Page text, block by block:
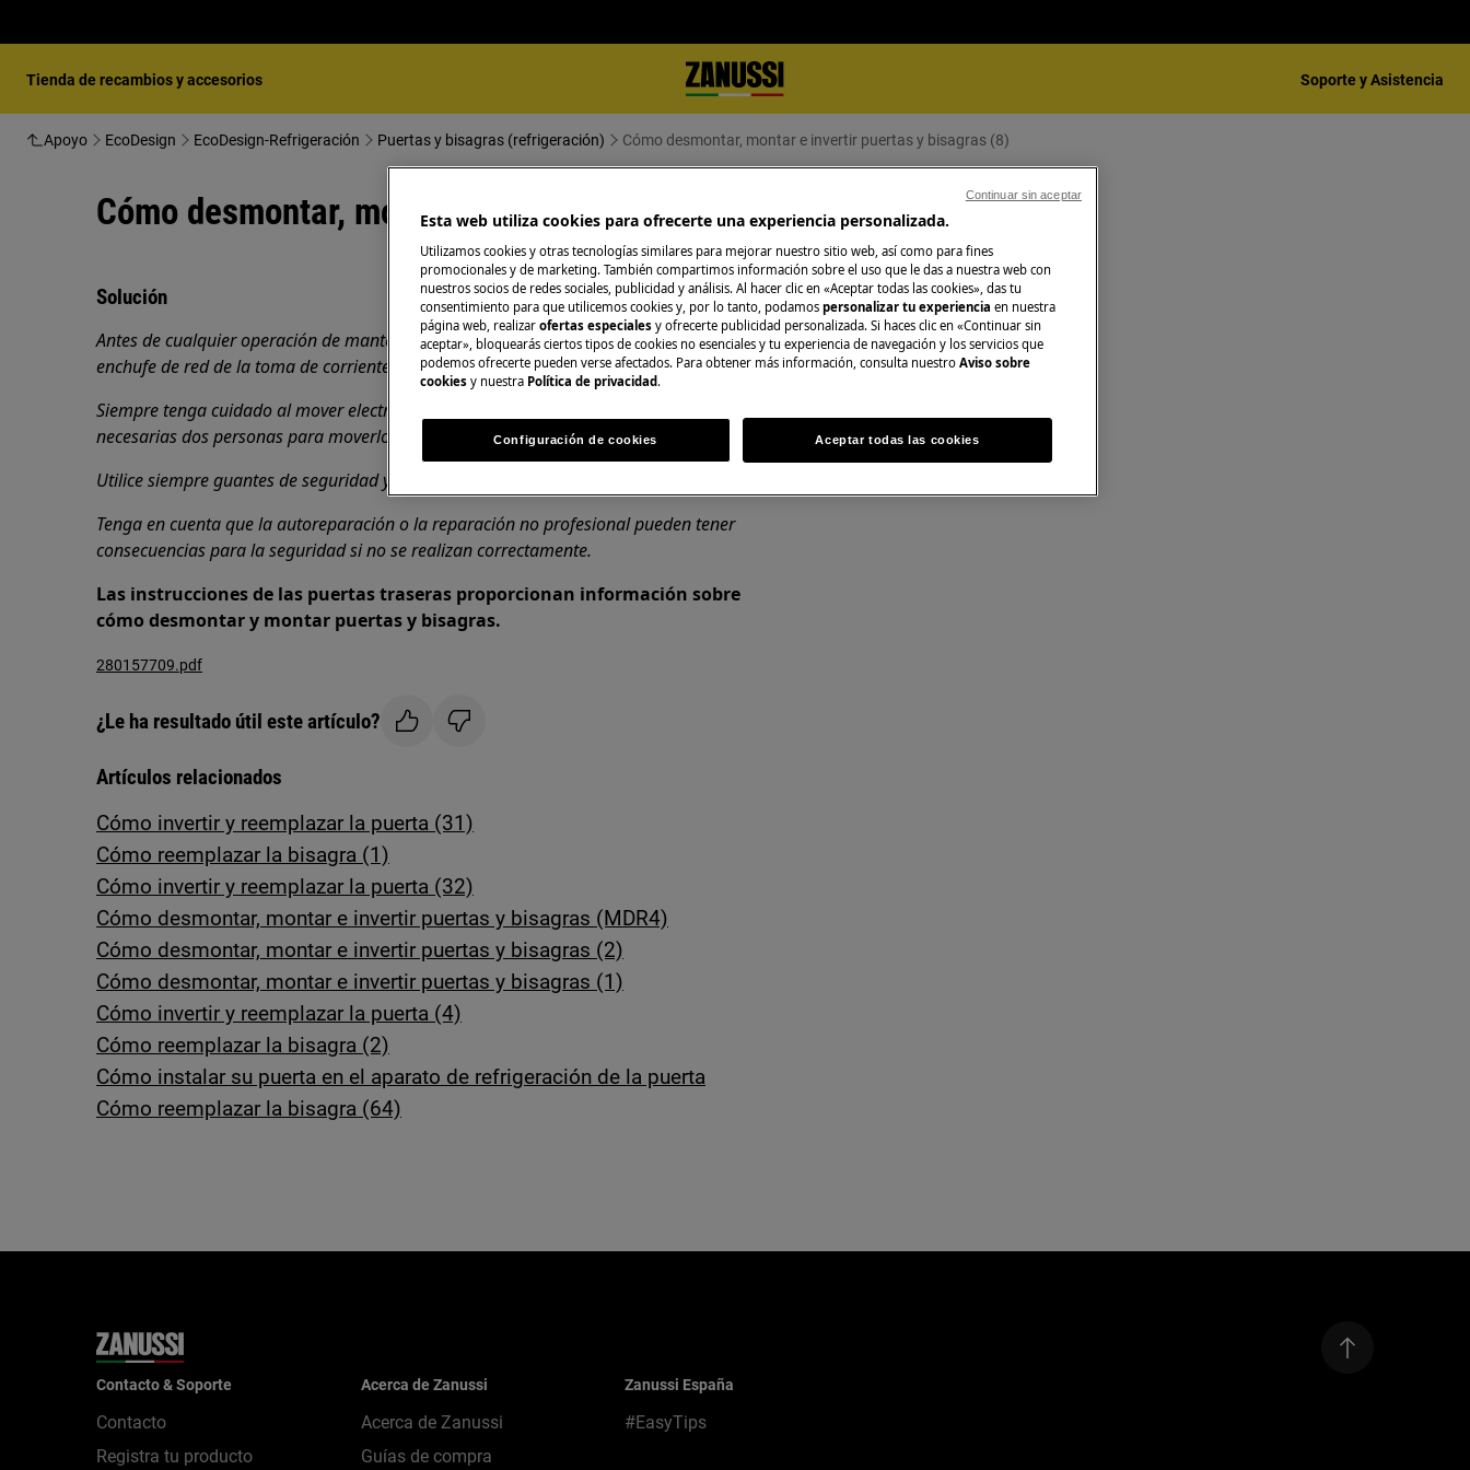
Tienda de recambios y accesorios Soporte y Asistencia
Apoyo EcoDesign EcoDesign-Refrigeración Puertas y bisagras (refrigeración) Cómo desmontar, montar e invertir puertas y bisagras (8)
Cómo desmontar, montar e invertir puertas y bisagras (8)
Solución
Antes de cualquier operación de mantenimiento, apague el aparato y desconecte el
enchufe de red de la toma de corriente.
Siempre tenga cuidado al mover electrodomésticos, para electrodomésticos pesados son
necesarias dos personas para moverlos.
Utilice siempre guantes de seguridad y calzado cerrado.
Tenga en cuenta que la autoreparación o la reparación no profesional pueden tener
consecuencias para la seguridad si no se realizan correctamente.
Las instrucciones de las puertas traseras proporcionan información sobre
cómo desmontar y montar puertas y bisagras.
280157709.pdf
¿Le ha resultado útil este artículo?
Artículos relacionados
Cómo invertir y reemplazar la puerta (31)
Cómo reemplazar la bisagra (1)
Cómo invertir y reemplazar la puerta (32)
Cómo desmontar, montar e invertir puertas y bisagras (MDR4)
Cómo desmontar, montar e invertir puertas y bisagras (2)
Cómo desmontar, montar e invertir puertas y bisagras (1)
Cómo invertir y reemplazar la puerta (4)
Cómo reemplazar la bisagra (2)
Cómo instalar su puerta en el aparato de refrigeración de la puerta
Cómo reemplazar la bisagra (64)
Contacto & Soporte
Contacto
Registra tu producto
Acerca de Zanussi
Acerca de Zanussi
Guías de compra
Zanussi España
#EasyTips
Esta web utiliza cookies para ofrecerte una experiencia personalizada.
Utilizamos cookies y otras tecnologías similares para mejorar nuestro sitio web, así como para fines
promocionales y de marketing. También compartimos información sobre el uso que le das a nuestra web con
nuestros socios de redes sociales, publicidad y análisis. Al hacer clic en «Aceptar todas las cookies», das tu
consentimiento para que utilicemos cookies y, por lo tanto, podamos personalizar tu experiencia en nuestra
página web, realizar ofertas especiales y ofrecerte publicidad personalizada. Si haces clic en «Continuar sin
aceptar», bloquearás ciertos tipos de cookies no esenciales y tu experiencia de navegación y los servicios que
podemos ofrecerte pueden verse afectados. Para obtener más información, consulta nuestro Aviso sobre
cookies y nuestra Política de privacidad.
Configuración de cookies Aceptar todas las cookies
Continuar sin aceptar